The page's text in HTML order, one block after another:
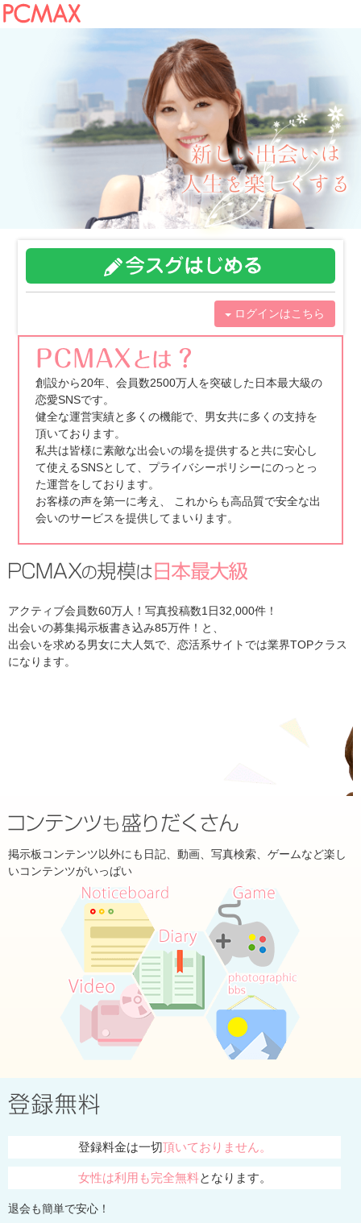
ログインはこちら
創設から20年、会員数2500万人を突破した日本最大級の
恋愛SNSです。
健全な運営実績と多くの機能で、男女共に多くの支持を
頂いております。
私共は皆様に素敵な出会いの場を提供すると共に安心し
て使えるSNSとして、プライバシーポリシーにのっとっ
た運営をしております。
お客様の声を第一に考え、 これからも高品質で安全な出
会いのサービスを提供してまいります。
アクティブ会員数60万人！写真投稿数1日32,000件！
出会いの募集掲示板書き込み85万件！と、
出会いを求める男女に大人気で、恋活系サイトでは業界TOPクラス
になります。
掲示板コンテンツ以外にも日記、動画、写真検索、ゲームなど楽し
いコンテンツがいっぱい
登録料金は一切頂いておりません。
女性は利用も完全無料となります。
退会も簡単で安心！